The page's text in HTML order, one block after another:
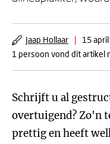
Jaap Hollaar | 15
1 persoon vond dit artikel
Schrijft u al
overtuigend? Zo'n
prettig en heeft